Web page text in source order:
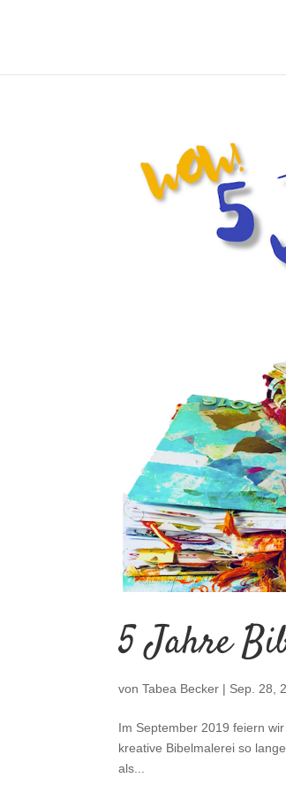
5 Jahre
vonTabea Becker | Sep. 28,
Im September 2019 feiern
kreative Bibelmalerei so
als...